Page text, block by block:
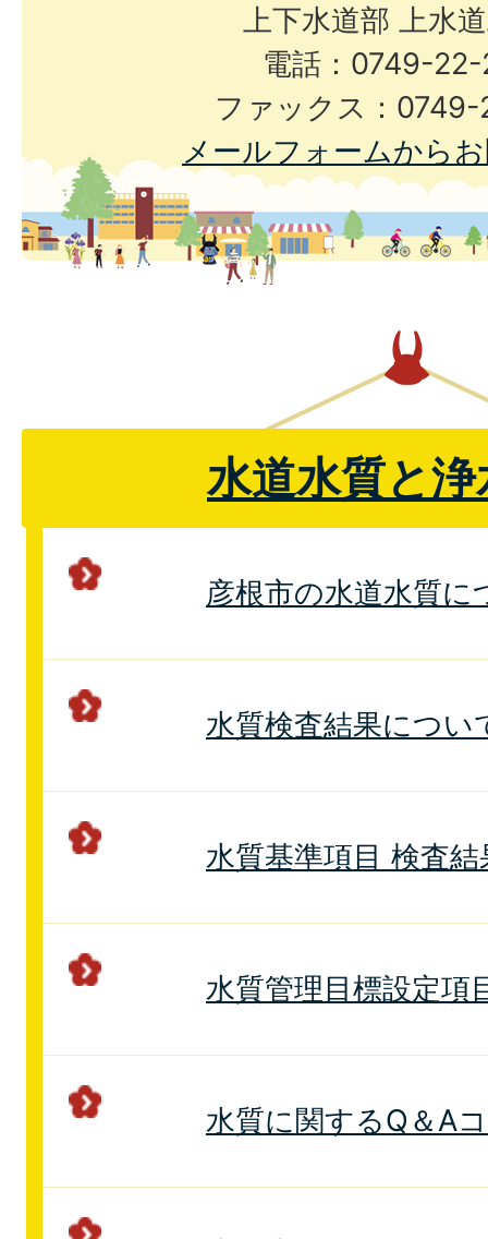
上下水道部 上水
電話：0749-
ファックス：
メールフォームから
水道水質と
彦根市の水道水質に
水質検査結果につい
水質基準項目 検査結
水質管理目標設定項
水質に関するQ＆A